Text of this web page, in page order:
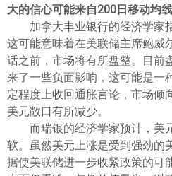
大的信心可能来自200日移动均线
加拿大丰业银行的经济学家
这可能意味着在美联储主席鲍威
话之前，市场将有所盘整。目前
来了一些负面影响，这可能是一
定程度上收回通胀言论，市场倾
美元敞口有所减少。
而瑞银的经济学家预计，美
软。虽然美元上涨是受到强劲的
据使美联储进一步收紧政策的可